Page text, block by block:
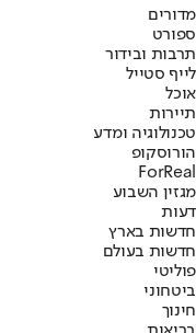
מדורים
ספורט
תרבות ובידור
לייף סטייל
אוכל
תיירות
טכנולוגיה ומדע
הורוסקופ
ForReal
מגזין השבוע
דעות
חדשות בארץ
חדשות בעולם
פוליטי
ביטחוני
חינוך